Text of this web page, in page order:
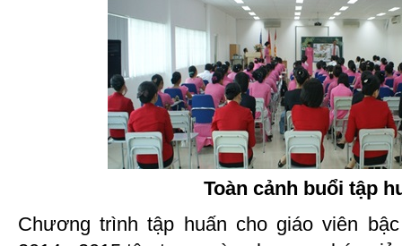
Toàn cảnh buổi tập
Chương trình tập huấn cho giáo viên